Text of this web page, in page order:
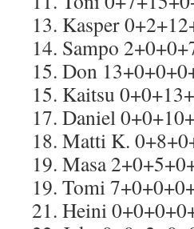
13. Kasper
14. Sampo
15. Don
15. Kaitsu
17. Daniel
18. Matti K.
19. Masa
19. Tomi
21. Heini